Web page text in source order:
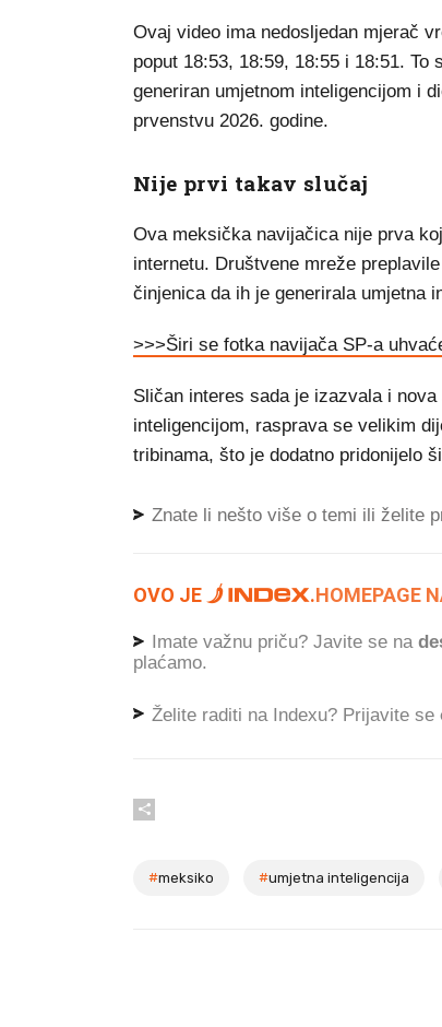
Ovaj video ima nedosljedan mjerač
poput 18:53, 18:59, 18:55 i 18:51.
generiran umjetnom inteligencijom i
prvenstvu 2026. godine.
Nije prvi takav slučaj
Ova meksička navijačica nije prva
internetu. Društvene mreže
činjenica da ih je generirala umjetna
>>>Širi se fotka navijača SP-a
Sličan interes sada je izazvala i
inteligencijom, rasprava se velikim
tribinama, što je dodatno pridonijelo
Znate li nešto više o temi ili želite
OVO JE .HOMEPAGE
Imate važnu priču? Javite se na
plaćamo.
Želite raditi na Indexu? Prijavite se
#meksiko #umjetna inteligencija